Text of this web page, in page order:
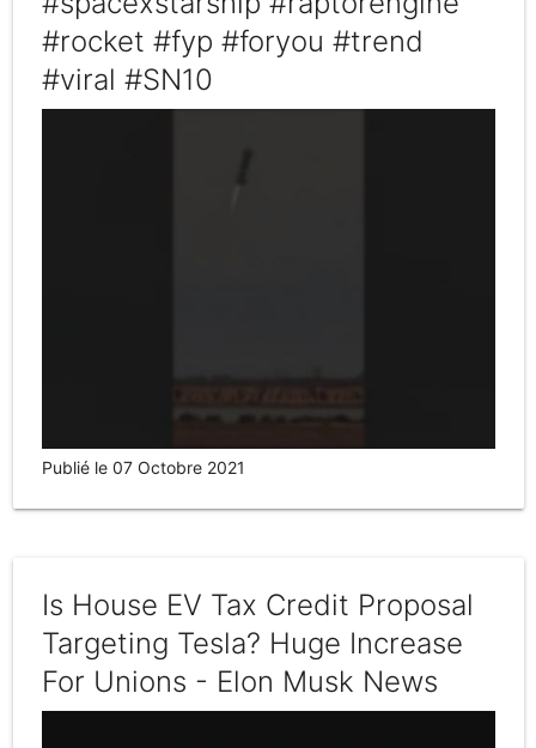
#rocket #fyp #foryou #trend
#viral #SN10
Publié le 07 Octobre 2021
Is House EV Tax Credit Proposal
Targeting Tesla? Huge Increase
For Unions - Elon Musk News